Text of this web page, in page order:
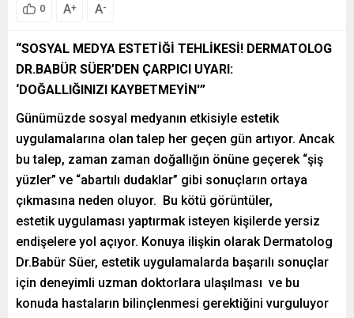
0 A+ A-
“SOSYAL MEDYA ESTETİĞİ TEHLİKESİ! DERMATOLOG
DR.BABÜR SÜER’DEN ÇARPICI UYARI:
‘DOĞALLIĞINIZI KAYBETMEYİN'”
Günümüzde sosyal medyanın etkisiyle estetik
uygulamalarına olan talep her geçen gün artıyor. Ancak
bu talep, zaman zaman doğallığın önüne geçerek “şiş
yüzler” ve “abartılı dudaklar” gibi sonuçların ortaya
çıkmasına neden oluyor. Bu kötü görüntüler,
estetik uygulaması yaptırmak isteyen kişilerde yersiz
endişelere yol açıyor. Konuya ilişkin olarak Dermatolog
Dr.Babür Süer, estetik uygulamalarda başarılı sonuçlar
için deneyimli uzman doktorlara ulaşılması ve bu
konuda hastaların bilinçlenmesi gerektiğini vurguluyor